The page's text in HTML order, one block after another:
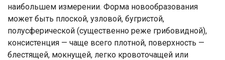
наибольшем измерении. Форма новообразования
может быть плоской, узловой, бугристой,
полусферической (существенно реже грибовидной),
консистенция — чаще всего плотной, поверхность —
блестящей, мокнущей, легко кровоточащей или